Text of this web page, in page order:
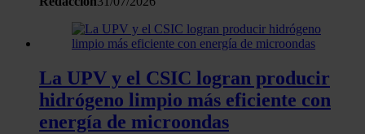
La UPV y el CSIC logran producir
hidrógeno limpio más eficiente con
energía de microondas